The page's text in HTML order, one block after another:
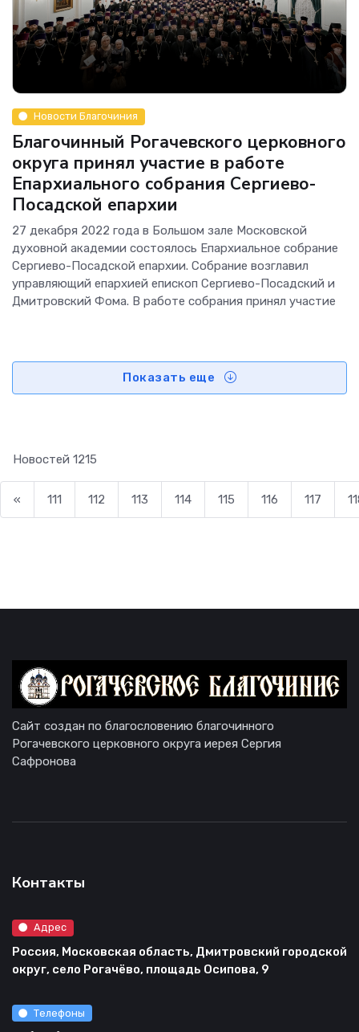
Новости Благочиния
Благочинный Рогачевского церковного
округа принял участие в работе
Епархиального собрания Сергиево-
Посадской епархии
27 декабря 2022 года в Большом зале Московской
духовной академии состоялось Епархиальное собрание
Сергиево-Посадской епархии. Собрание возглавил
управляющий епархией епископ Сергиево-Посадский и
Дмитровский Фома. В работе собрания принял участие
Показать еще
Новостей 1215
« 111 112 113 114 115 116 117
Сайт создан по благословению благочинного
Рогачевского церковного округа иерея Сергия
Сафронова
Контакты
Адрес
Россия, Московская область, Дмитровский городской
округ, село Рогачёво, площадь Осипова, 9
Телефоны